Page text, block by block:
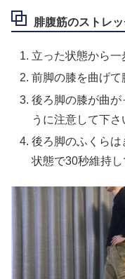
腓腹筋のストレ
立った状態から一
前脚の膝を曲げて
後ろ脚の膝が曲が
うに注意して下さ
後ろ脚のふくら
状態で30秒維持